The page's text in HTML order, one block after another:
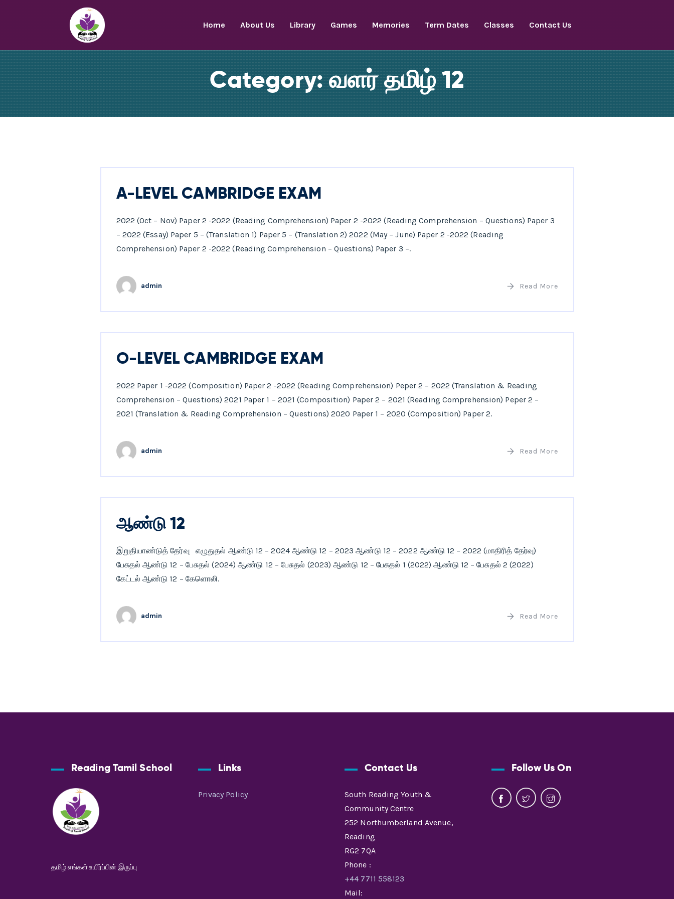
Home About Us Library Games Memories Term Dates Classes Contact Us
Category:வளர் தமிழ் 12
A-LEVEL CAMBRIDGE EXAM
2022 (Oct – Nov) Paper 2 -2022 (Reading Comprehension) Paper 2 -2022 (Reading Comprehension – Questions) Paper 3
– 2022 (Essay) Paper 5 – (Translation 1) Paper 5 – (Translation 2) 2022 (May – June) Paper 2 -2022 (Reading
Comprehension) Paper 2 -2022 (Reading Comprehension – Questions) Paper 3 –.
admin Read More
O-LEVEL CAMBRIDGE EXAM
2022 Paper 1 -2022 (Composition) Paper 2 -2022 (Reading Comprehension) Peper 2 – 2022 (Translation & Reading
Comprehension – Questions) 2021 Paper 1 – 2021 (Composition) Paper 2 – 2021 (Reading Comprehension) Peper 2 –
2021 (Translation & Reading Comprehension – Questions) 2020 Paper 1 – 2020 (Composition) Paper 2.
admin Read More
ஆண்டு 12
இறுதியாண்டுத் தேர்வு எழுதுதல் ஆண்டு 12 – 2024 ஆண்டு 12 – 2023 ஆண்டு 12 – 2022 ஆண்டு 12 – 2022 (மாதிரித் தேர்வு)
பேசுதல் ஆண்டு 12 – பேசுதல் (2024) ஆண்டு 12 – பேசுதல் (2023) ஆண்டு 12 – பேசுதல் 1 (2022) ஆண்டு 12 – பேசுதல் 2 (2022)
கேட்டல் ஆண்டு 12 – கேளொலி.
admin Read More
Reading Tamil School
தமிழ் எங்கள் உயிர்ப்பின் இருப்பு
Links
Privacy Policy
Contact Us
South Reading Youth &
Community Centre
252 Northumberland Avenue,
Reading
RG2 7QA
Phone :
+44 7711 558123
Mail:
Follow Us On